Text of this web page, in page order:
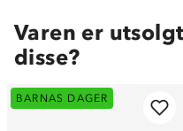
Varen er
disse?
BARNAS DAGER